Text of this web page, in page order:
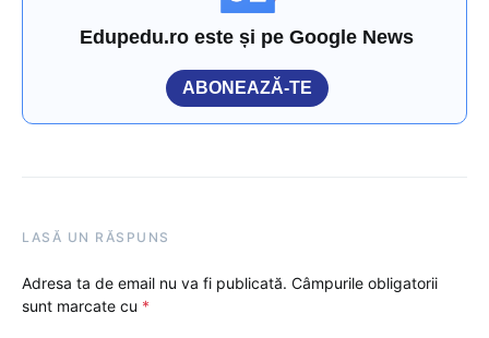
Edupedu.ro este și pe Google News
ABONEAZĂ-TE
LASĂ UN RĂSPUNS
Adresa ta de email nu va fi publicată. Câmpurile obligatorii
sunt marcate cu *